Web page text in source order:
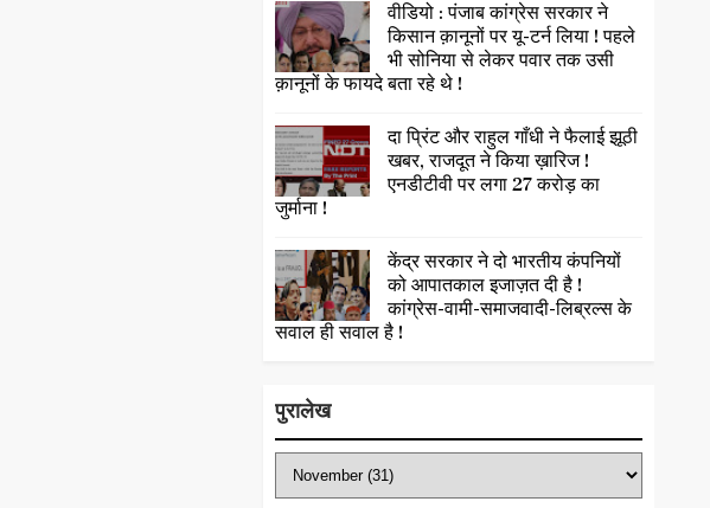
वीडियो : पंजाब कांग्रेस सरकार ने
किसान क़ानूनों पर यू-टर्न लिया ! पहले
भी सोनिया से लेकर पवार तक उसी
क़ानूनों के फायदे बता रहे थे !
दा प्रिंट और राहुल गाँधी ने फैलाई झूठी
खबर, राजदूत ने किया ख़ारिज !
एनडीटीवी पर लगा 27 करोड़ का
जुर्माना !
केंद्र सरकार ने दो भारतीय कंपनियों
को आपातकाल इजाज़त दी है !
कांग्रेस-वामी-समाजवादी-लिब्रल्स के
सवाल ही सवाल है !
पुरालेख